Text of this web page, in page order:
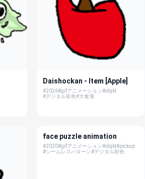
Daishockan - Item [Apple]
#2026#gifアニメーション#objkt
#デジタル彩色#大食漢
face puzzle animation
#2020#gifアニメーション#objkt#pickup
#シームレスパターン#デジタル彩色